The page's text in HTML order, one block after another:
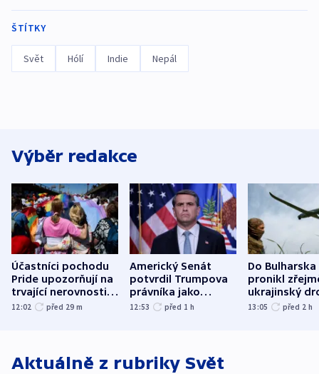
ŠTÍTKY
Svět Hólí Indie Nepál
Výběr redakce
Účastníci pochodu
Pride upozorňují na
trvající nerovnosti i
společenskou
12:02 před 29 m
Americký Senát
potvrdil Trumpova
právníka jako
ministra
12:53 před 1 h
Do Bulharska
pronikl
ukrajinský
explodoval
13:05 před 2 h
Aktuálně z rubriky Svět